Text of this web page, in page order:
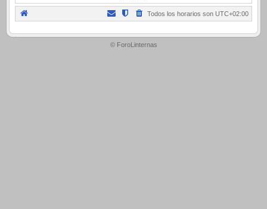
Todos los horarios son UTC+02:00
.
© ForoLinternas